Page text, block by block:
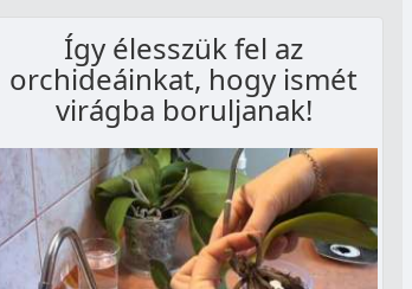
Így élesszük fel az
orchideáinkat, hogy ismét
virágba boruljanak!